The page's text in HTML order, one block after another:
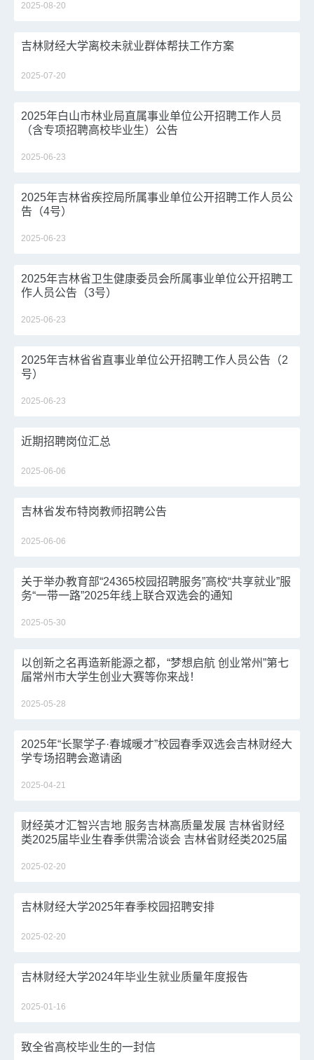
2025-08-20
吉林财经大学离校未就业群体帮扶工作方案
2025-07-20
2025年白山市林业局直属事业单位公开招聘工作人员
（含专项招聘高校毕业生）公告
2025-06-23
2025年吉林省疾控局所属事业单位公开招聘工作人员公
告（4号）
2025-06-23
2025年吉林省卫生健康委员会所属事业单位公开招聘工
作人员公告（3号）
2025-06-23
2025年吉林省省直事业单位公开招聘工作人员公告（2
号）
2025-06-23
近期招聘岗位汇总
2025-06-06
吉林省发布特岗教师招聘公告
2025-06-06
关于举办教育部“24365校园招聘服务”高校“共享就业”服
务“一带一路”2025年线上联合双选会的通知
2025-05-30
以创新之名再造新能源之都，“梦想启航 创业常州”第七
届常州市大学生创业大赛等你来战！
2025-05-28
2025年“长聚学子·春城暖才”校园春季双选会吉林财经大
学专场招聘会邀请函
2025-04-21
财经英才汇智兴吉地 服务吉林高质量发展 吉林省财经
类2025届毕业生春季供需洽谈会 吉林省财经类2025届
2025-02-20
吉林财经大学2025年春季校园招聘安排
2025-02-20
吉林财经大学2024年毕业生就业质量年度报告
2025-01-16
致全省高校毕业生的一封信